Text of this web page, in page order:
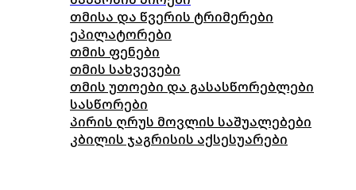
თმისა და წვერის ტრიმერები
ეპილატორები
თმის ფენები
თმის სახვევები
თმის უთოები და გასასწორებლები
სასწორები
პირის ღრუს მოვლის საშუალებები
კბილის ჯაგრისის აქსესუარები